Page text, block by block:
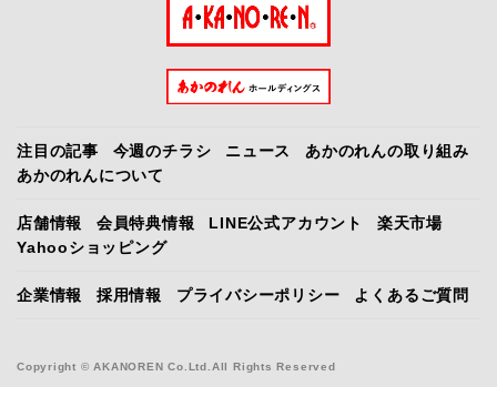
Copyright © AKANOREN Co.Ltd.All Rights Reserved
注目の記事 今週のチラシ ニュース
あかのれんの取り組み
あかのれんについて
店舗情報 会員特典情報 LINE公式アカウント
楽天市場
Yahooショッピング
企業情報 採用情報 プライバシーポリシー よくあるご質問